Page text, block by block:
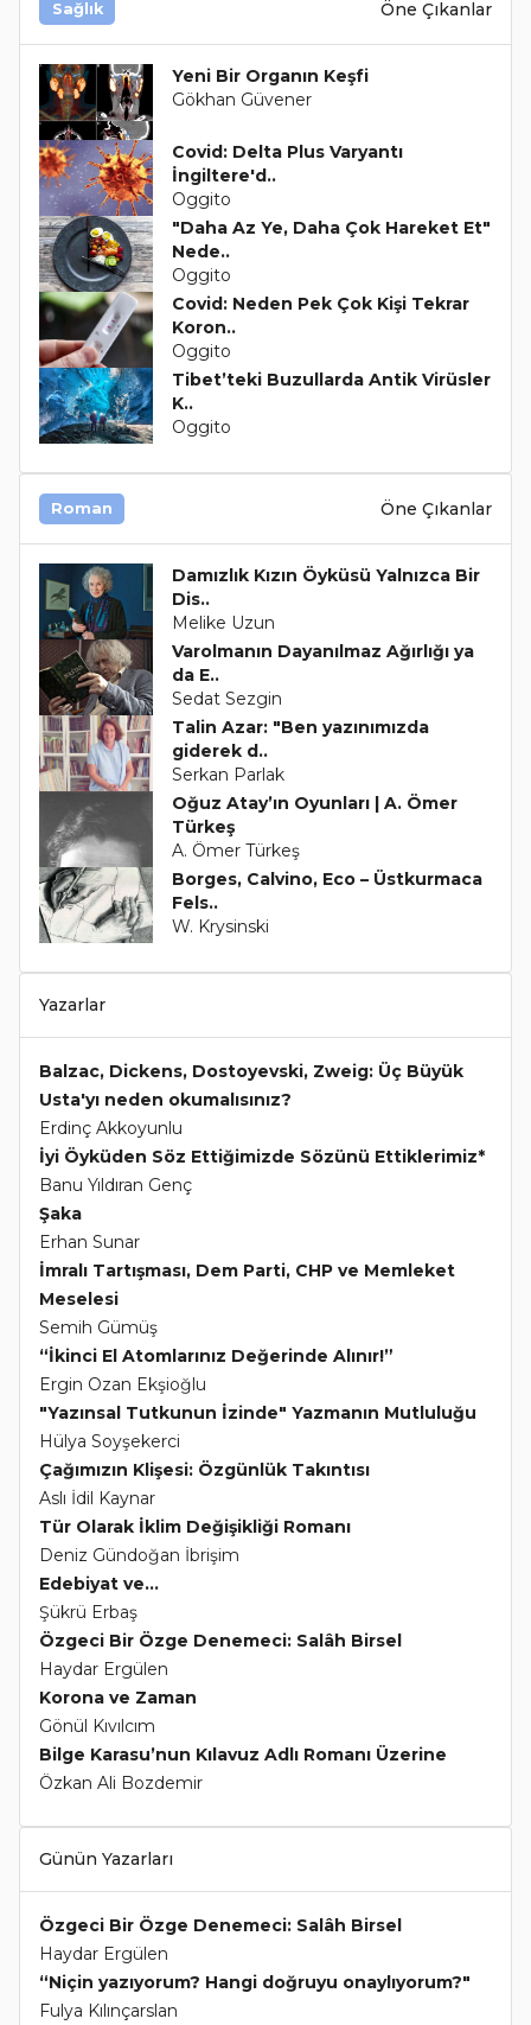
Sağlık Öne Çıkanlar
Yeni Bir Organın Keşfi
Gökhan Güvener
Covid: Delta Plus Varyantı
İngiltere'd..
Oggito
"Daha Az Ye, Daha Çok Hareket Et"
Nede..
Oggito
Covid: Neden Pek Çok Kişi Tekrar
Koron..
Oggito
Tibet’teki Buzullarda Antik Virüsler
K..
Oggito
Roman Öne Çıkanlar
Damızlık Kızın Öyküsü Yalnızca Bir
Dis..
Melike Uzun
Varolmanın Dayanılmaz Ağırlığı ya
da E..
Sedat Sezgin
Talin Azar: "Ben yazınımızda
giderek d..
Serkan Parlak
Oğuz Atay’ın Oyunları | A. Ömer
Türkeş
A. Ömer Türkeş
Borges, Calvino, Eco – Üstkurmaca
Fels..
W. Krysinski
Yazarlar
Balzac, Dickens, Dostoyevski, Zweig: Üç Büyük
Usta'yı neden okumalısınız?
Erdinç Akkoyunlu
İyi Öyküden Söz Ettiğimizde Sözünü Ettiklerimiz*
Banu Yıldıran Genç
Şaka
Erhan Sunar
İmralı Tartışması, Dem Parti, CHP ve Memleket
Meselesi
Semih Gümüş
“İkinci El Atomlarınız Değerinde Alınır!”
Ergin Ozan Ekşioğlu
"Yazınsal Tutkunun İzinde" Yazmanın Mutluluğu
Hülya Soyşekerci
Çağımızın Klişesi: Özgünlük Takıntısı
Aslı İdil Kaynar
Tür Olarak İklim Değişikliği Romanı
Deniz Gündoğan İbrişim
Edebiyat ve...
Şükrü Erbaş
Özgeci Bir Özge Denemeci: Salâh Birsel
Haydar Ergülen
Korona ve Zaman
Gönül Kıvılcım
Bilge Karasu’nun Kılavuz Adlı Romanı Üzerine
Özkan Ali Bozdemir
Günün Yazarları
Özgeci Bir Özge Denemeci: Salâh Birsel
Haydar Ergülen
“Niçin yazıyorum? Hangi doğruyu onaylıyorum?"
Fulya Kılınçarslan